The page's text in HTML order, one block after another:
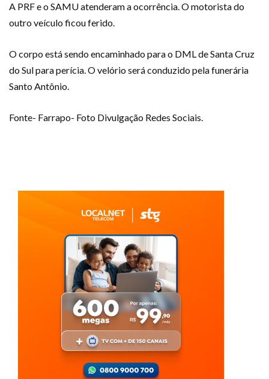
A PRF e o SAMU atenderam a ocorrência. O motorista do
outro veículo ficou ferido.
O corpo está sendo encaminhado para o DML de Santa Cruz
do Sul para perícia. O velório será conduzido pela funerária
Santo Antônio.
Fonte- Farrapo- Foto Divulgação Redes Sociais.